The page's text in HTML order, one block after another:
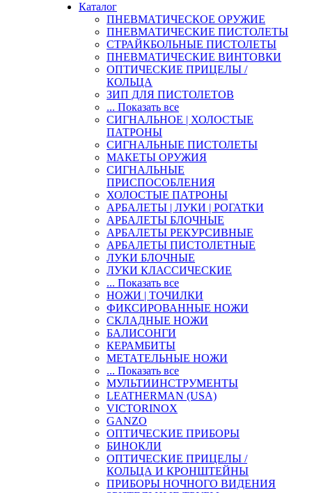
Каталог
ПНЕВМАТИЧЕСКОЕ ОРУЖИЕ
ПНЕВМАТИЧЕСКИЕ ПИСТОЛЕТЫ
СТРАЙКБОЛЬНЫЕ ПИСТОЛЕТЫ
ПНЕВМАТИЧЕСКИЕ ВИНТОВКИ
ОПТИЧЕСКИЕ ПРИЦЕЛЫ /
КОЛЬЦА
ЗИП ДЛЯ ПИСТОЛЕТОВ
... Показать все
СИГНАЛЬНОЕ | ХОЛОСТЫЕ
ПАТРОНЫ
СИГНАЛЬНЫЕ ПИСТОЛЕТЫ
МАКЕТЫ ОРУЖИЯ
СИГНАЛЬНЫЕ
ПРИСПОСОБЛЕНИЯ
ХОЛОСТЫЕ ПАТРОНЫ
АРБАЛЕТЫ | ЛУКИ | РОГАТКИ
АРБАЛЕТЫ БЛОЧНЫЕ
АРБАЛЕТЫ РЕКУРСИВНЫЕ
АРБАЛЕТЫ ПИСТОЛЕТНЫЕ
ЛУКИ БЛОЧНЫЕ
ЛУКИ КЛАССИЧЕСКИЕ
... Показать все
НОЖИ | ТОЧИЛКИ
ФИКСИРОВАННЫЕ НОЖИ
СКЛАДНЫЕ НОЖИ
БАЛИСОНГИ
КЕРАМБИТЫ
МЕТАТЕЛЬНЫЕ НОЖИ
... Показать все
МУЛЬТИИНСТРУМЕНТЫ
LEATHERMAN (USA)
VICTORINOX
GANZO
ОПТИЧЕСКИЕ ПРИБОРЫ
БИНОКЛИ
ОПТИЧЕСКИЕ ПРИЦЕЛЫ /
КОЛЬЦА И КРОНШТЕЙНЫ
ПРИБОРЫ НОЧНОГО ВИДЕНИЯ